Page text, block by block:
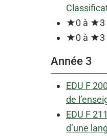
★0 à ★3
★0 à ★3
Année 3
EDU F
de
EDU F
d’une